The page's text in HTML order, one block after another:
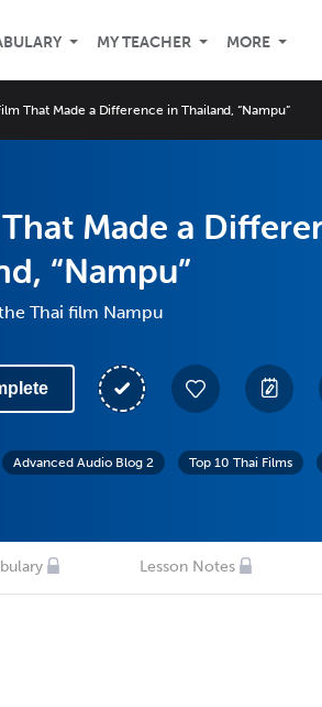
MY TEACHER MORE
That Made a Difference in Thailand, “Nampu”
Made a
“Nampu”
Thai film Nampu
Advanced Audio Blog 2 Top 10 Thai Films
Lesson Notes